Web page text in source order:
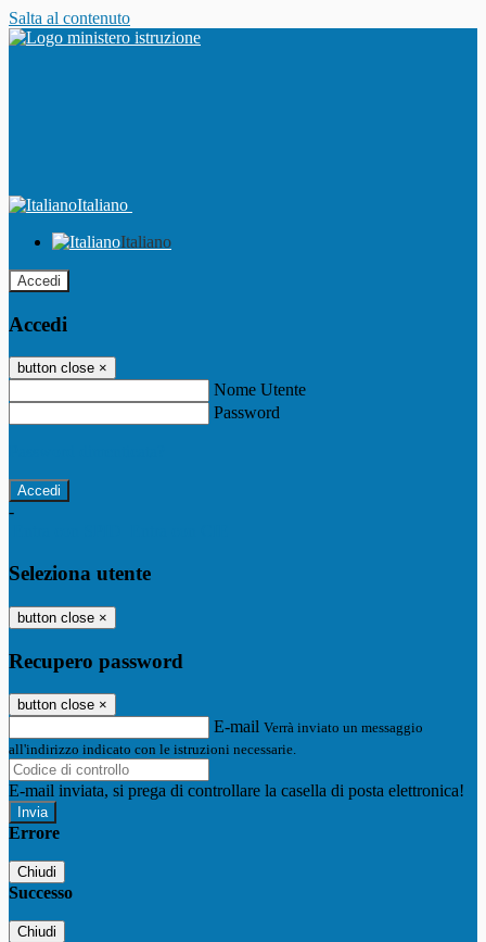
Salta al contenuto
Italiano
Italiano
Accedi
Accedi
button close ×
Nome Utente
Password
-
Seleziona utente
button close ×
Recupero password
button close ×
E-mail Verrà inviato un messaggio
all'indirizzo indicato con le istruzioni necessarie.
E-mail inviata, si prega di controllare la casella di posta elettronica!
Errore
Chiudi
Successo
Chiudi